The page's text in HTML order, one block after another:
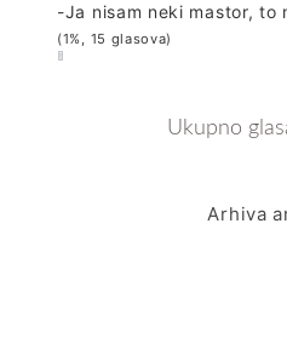
-Ja nisam neki mastor, to
(1%, 15 glasova)
Ukupno
Arhiva